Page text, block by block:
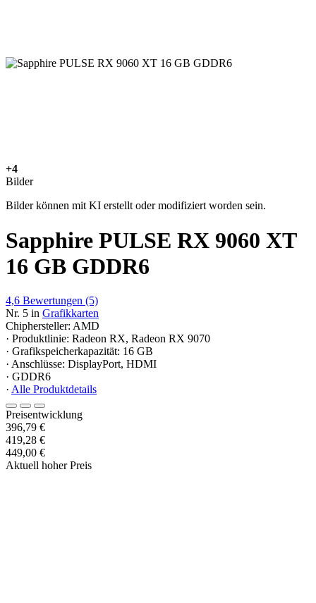
+4
Bilder
Bilder können mit KI erstellt oder modifiziert worden sein.
Sapphire PULSE RX 9060 XT
16 GB GDDR6
4,6 Bewertungen (5)
Nr. 5 in Grafikkarten
Chiphersteller: AMD
· Produktlinie: Radeon RX, Radeon RX 9070
· Grafikspeicherkapazität: 16 GB
· Anschlüsse: DisplayPort, HDMI
· GDDR6
· Alle Produktdetails
Preisentwicklung
396,79 €
419,28 €
449,00 €
Aktuell hoher Preis